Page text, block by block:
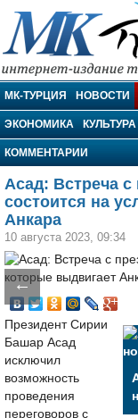
МК-Турция
МК-ТУРЦИЯ НОВОСТИ
ЭКОНОМИКА КУЛЬТУРА
КОММЕНТАРИИ
Асад: Встреча с
состоится на
Анкара
10 августа 2023, 09:34
←
Президент Сирии
Башар Асад
исключил
возможность
проведения
переговоров с